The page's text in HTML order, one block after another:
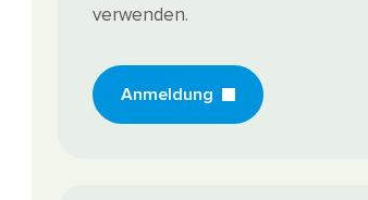
verwenden.
Anmeldung